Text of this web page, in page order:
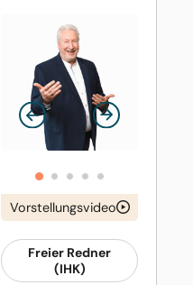
Vorstellungsvideo
Freier Redner
(IHK)